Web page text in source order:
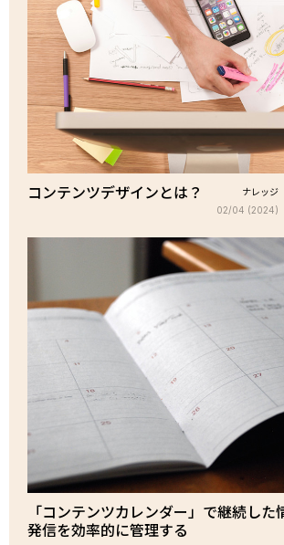
コンテンツデザインとは？ ナレッジ
02/04 (2024)
「コンテンツカレンダー」で継続した
発信を効率的に管理する